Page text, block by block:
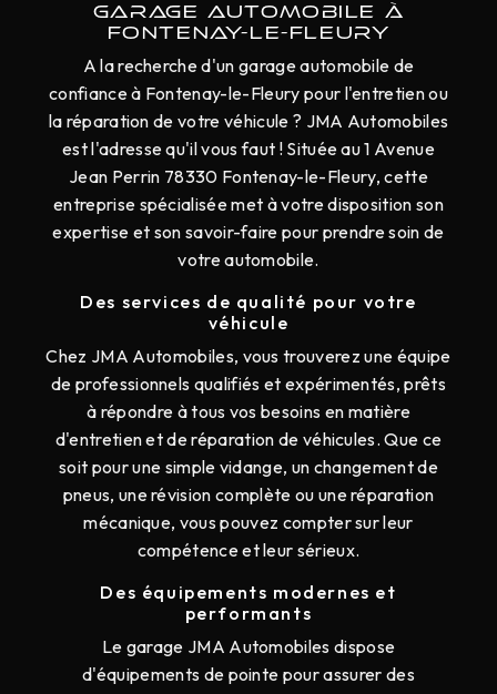
GARAGE AUTOMOBILE À
FONTENAY-LE-FLEURY
A la recherche d'un garage automobile de
confiance à Fontenay-le-Fleury pour l'entretien ou
la réparation de votre véhicule ? JMA Automobiles
est l'adresse qu'il vous faut ! Située au 1 Avenue
Jean Perrin 78330 Fontenay-le-Fleury, cette
entreprise spécialisée met à votre disposition son
expertise et son savoir-faire pour prendre soin de
votre automobile.
Des services de qualité pour votre
véhicule
Chez JMA Automobiles, vous trouverez une équipe
de professionnels qualifiés et expérimentés, prêts
à répondre à tous vos besoins en matière
d'entretien et de réparation de véhicules. Que ce
soit pour une simple vidange, un changement de
pneus, une révision complète ou une réparation
mécanique, vous pouvez compter sur leur
compétence et leur sérieux.
Des équipements modernes et
performants
Le garage JMA Automobiles dispose
d'équipements de pointe pour assurer des